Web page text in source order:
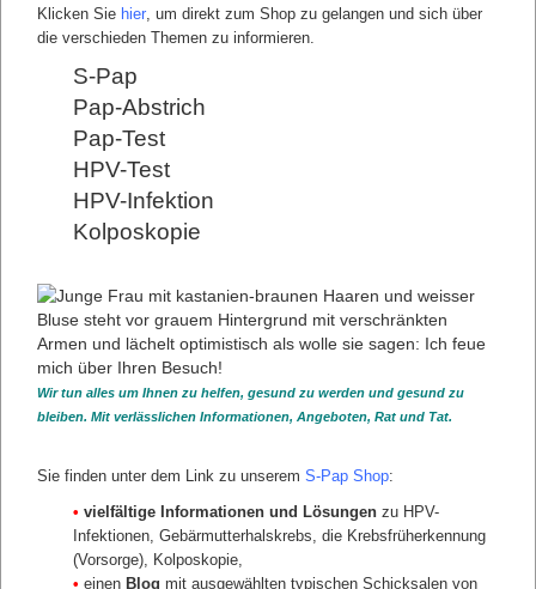
"Meine Dysplasie konnte mit einem Laser
schonend behandelt werden, und das
Risiko für eine Frühgeburt war so kaum
Sichere Diagnostik Leitlinien Kolposkop und Laser im
OP Konisation und Frühgeburt
DYSPLASIE-BEHANDLUNG LEITLINIENGERECHT IN
EINER S-PAP PRAXIS
Sichere Diagnostik vor der Behandlung
Kolposkop und Laser im OP
zurück
Klicken Sie hier, um direkt zum Shop zu gelangen und sich über
die verschieden Themen zu informieren.
S-Pap
Pap-Abstrich
Pap-Test
HPV-Test
HPV-Infektion
Kolposkopie
Wir tun alles um Ihnen zu helfen, gesund zu werden und gesund zu
bleiben. Mit verlässlichen Informationen, Angeboten, Rat und Tat.
Sie finden unter dem Link zu unserem S-Pap Shop:
• vielfältige Informationen und Lösungen zu HPV-
Infektionen, Gebärmutterhalskrebs, die Krebsfrüherkennung
(Vorsorge), Kolposkopie,
• einen Blog mit ausgewählten typischen Schicksalen von